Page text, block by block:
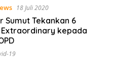
18 Juli 2020
Sumut Tekankan 6
kepada
19